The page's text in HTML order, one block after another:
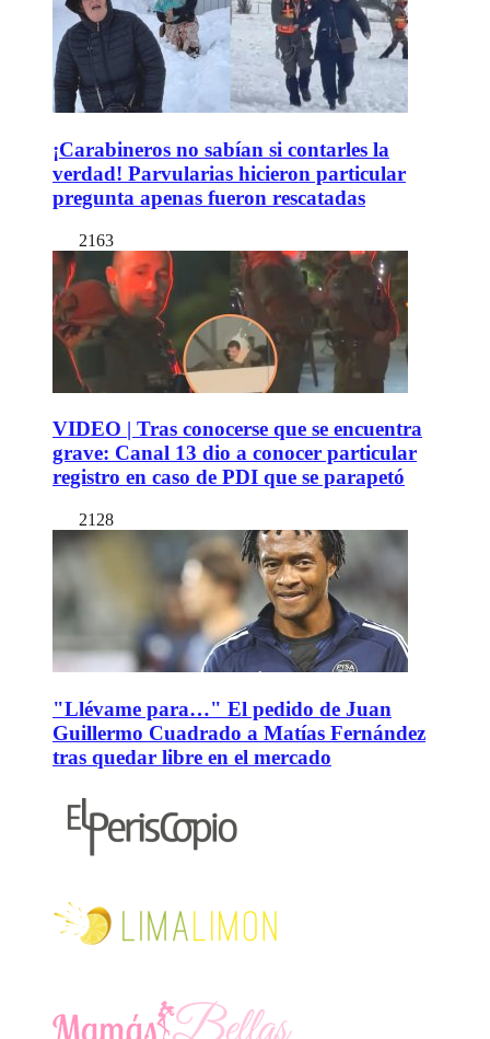
¡Carabineros no sabían si contarles la
verdad! Parvularias hicieron particular
pregunta apenas fueron rescatadas
2163
VIDEO | Tras conocerse que se encuentra
grave: Canal 13 dio a conocer particular
registro en caso de PDI que se parapetó
2128
"Llévame para…" El pedido de Juan
Guillermo Cuadrado a Matías Fernández
tras quedar libre en el mercado